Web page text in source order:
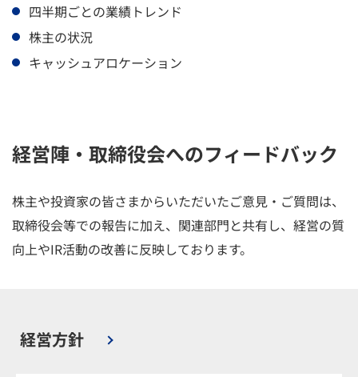
四半期ごとの業績トレンド
株主の状況
キャッシュアロケーション
経営陣・取締役会へのフィードバック
株主や投資家の皆さまからいただいたご意見・ご質問は、
取締役会等での報告に加え、関連部門と共有し、経営の質
向上やIR活動の改善に反映しております。
経営方針